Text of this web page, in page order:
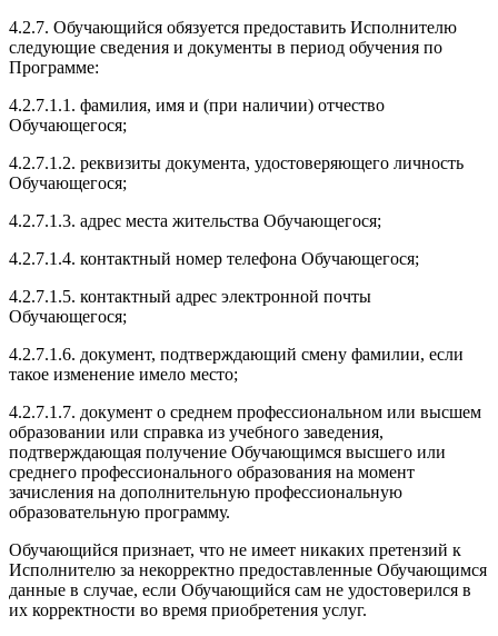
4.2.7. Обучающийся обязуется предоставить Исполнителю
следующие сведения и документы в период обучения по
Программе:
4.2.7.1.1. фамилия, имя и (при наличии) отчество
Обучающегося;
4.2.7.1.2. реквизиты документа, удостоверяющего личность
Обучающегося;
4.2.7.1.3. адрес места жительства Обучающегося;
4.2.7.1.4. контактный номер телефона Обучающегося;
4.2.7.1.5. контактный адрес электронной почты
Обучающегося;
4.2.7.1.6. документ, подтверждающий смену фамилии, если
такое изменение имело место;
4.2.7.1.7. документ о среднем профессиональном или высшем
образовании или справка из учебного заведения,
подтверждающая получение Обучающимся высшего или
среднего профессионального образования на момент
зачисления на дополнительную профессиональную
образовательную программу.
Обучающийся признает, что не имеет никаких претензий к
Исполнителю за некорректно предоставленные Обучающимся
данные в случае, если Обучающийся сам не удостоверился в
их корректности во время приобретения услуг.